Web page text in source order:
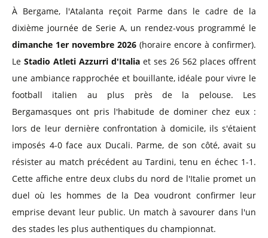
À Bergame, l'Atalanta reçoit Parme dans le cadre de la
dixième journée de Serie A, un rendez-vous programmé le
dimanche 1er novembre 2026 (horaire encore à confirmer).
Le Stadio Atleti Azzurri d'Italia et ses 26 562 places offrent
une ambiance rapprochée et bouillante, idéale pour vivre le
football italien au plus près de la pelouse. Les
Bergamasques ont pris l'habitude de dominer chez eux :
lors de leur dernière confrontation à domicile, ils s'étaient
imposés 4-0 face aux Ducali. Parme, de son côté, avait su
résister au match précédent au Tardini, tenu en échec 1-1.
Cette affiche entre deux clubs du nord de l'Italie promet un
duel où les hommes de la Dea voudront confirmer leur
emprise devant leur public. Un match à savourer dans l'un
des stades les plus authentiques du championnat.